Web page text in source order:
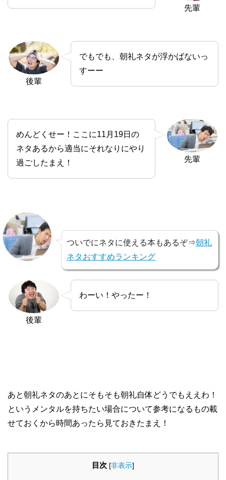
先輩
後輩
でもでも、朝礼ネタが浮かばないっ
すーー
先輩
めんどくせー！ここに11月19日の
ネタあるから適当にそれなりにやり
過ごしたまえ！
ついでにネタに使える本もあるぞ⇒朝礼
ネタおすすめランキング
後輩
わーい！やったー！
あと朝礼ネタのあとにそもそも朝礼自体どうでもええわ！
というメンタルを持ちたい場合について参考になるもの載
せておくから時間あったら見ておきたまえ！
目次 [非表示]